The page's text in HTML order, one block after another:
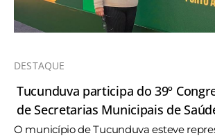
DESTAQUE
Tucunduva participa do 39º
de Secretarias Municipais de
O município de Tucunduva esteve